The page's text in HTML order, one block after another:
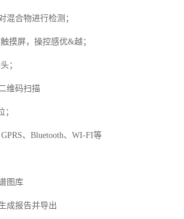
混合物进行检测；
摸屏，操控感优&越；
；
维码扫描
；
、 Bluetooth、WI-FI等
图库
成报告并导出